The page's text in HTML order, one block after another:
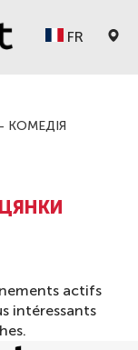
FR
КОМЕДІЯ
actifs
intéressants
.